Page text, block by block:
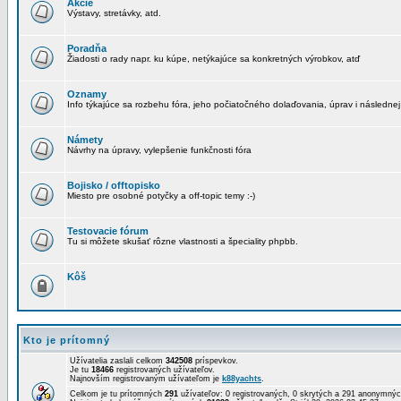
Akcie
Výstavy, stretávky, atd.
Poradňa
Žiadosti o rady napr. ku kúpe, netýkajúce sa konkretných výrobkov, atď
Oznamy
Info týkajúce sa rozbehu fóra, jeho počiatočného dolaďovania, úprav i následnej
Námety
Návrhy na úpravy, vylepšenie funkčnosti fóra
Bojisko / offtopisko
Miesto pre osobné potyčky a off-topic temy :-)
Testovacie fórum
Tu si môžete skušať rôzne vlastnosti a špeciality phpbb.
Kôš
Kto je prítomný
Užívatelia zaslali celkom 342508 príspevkov.
Je tu 18466 registrovaných užívateľov.
Najnovším registrovaným užívateľom je k88yachts.
Celkom je tu prítomných 291 užívateľov: 0 registrovaných, 0 skrytých a 291